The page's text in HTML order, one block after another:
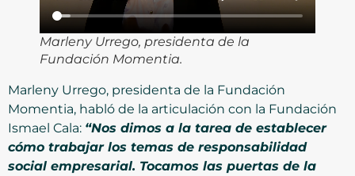
Marleny Urrego, presidenta de la
Fundación Momentia.
Marleny Urrego, presidenta de la Fundación
Momentia, habló de la articulación con la Fundación
Ismael Cala: “Nos dimos a la tarea de establecer
cómo trabajar los temas de responsabilidad
social empresarial. Tocamos las puertas de la